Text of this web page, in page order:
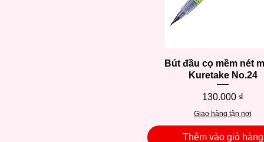
Xem nhanh
Bút đầu cọ mềm nét
Kuretake No.24
Giá
130.000 ₫
Giao hàng tận nơi
Thêm vào giỏ hàng